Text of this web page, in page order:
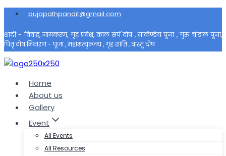
Skip
content
pujapathpandit@gmail.com
शादी - विवाह, नामकरण, गृह प्रवेश, काल सर्प दोष , मार्कण्डेय पूजा , गुरु चांडाल पूजा,
पितृ दोष निवारण - पूजा , महाम्रत्युन्जय , गृह शांति , वास्तु दोष
Home
About us
Gallery
Event
All Events
All Resources